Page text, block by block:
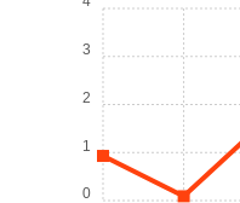
0
1
2
3